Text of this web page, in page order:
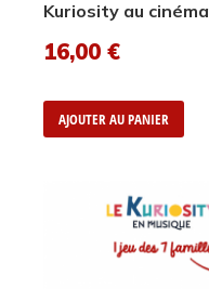
Kuriosity au cinéma
16,00 €
AJOUTER AU PANIER